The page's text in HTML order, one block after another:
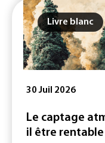
Livre blanc
30 Juil 2026
Le captage
il être rentable